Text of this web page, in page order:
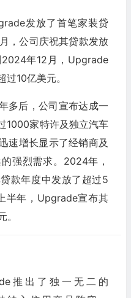
发放了首笔家装贷
，公司庆祝其贷款发放
年12月，Upgrade
10亿美元。
多后，公司宣布达成一
1000家特许及独立汽车
速增长显示了经销商及
强烈需求。2024年，
款年度中发放了超过5
半年，Upgrade宣布其
推出了独一无二的